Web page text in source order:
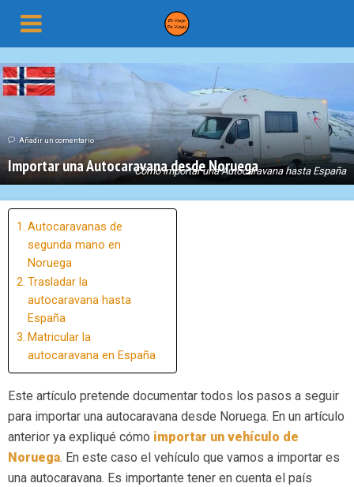
Añadir un comentario
Importar una Autocaravana desde Noruega
Cómo importar una Autocaravana hasta España
Autocaravanas de
segunda mano en
Noruega
Trasladar la
autocaravana hasta
España
Matricular la
autocaravana en España
Este artículo pretende documentar todos los pasos a seguir
para importar una autocaravana desde Noruega. En un artículo
anterior ya expliqué cómo importar un vehículo de
Noruega. En este caso el vehículo que vamos a importar es
una autocaravana. Es importante tener en cuenta el país